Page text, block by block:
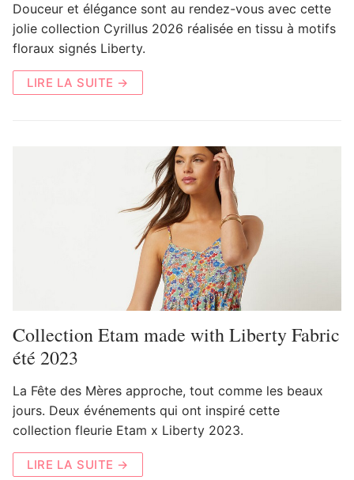
Douceur et élégance sont au rendez-vous avec cette
jolie collection Cyrillus 2026 réalisée en tissu à motifs
floraux signés Liberty.
LIRE LA SUITE →
Collection Etam made with Liberty Fabric
été 2023
La Fête des Mères approche, tout comme les beaux
jours. Deux événements qui ont inspiré cette
collection fleurie Etam x Liberty 2023.
LIRE LA SUITE →